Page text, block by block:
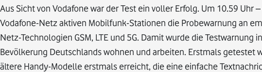
Aus Sicht von Vodafone war der Test ein voller Erfolg. Um 10.59
Vodafone-Netz aktiven Mobilfunk-Stationen die Probewarnung an
Netz-Technologien GSM, LTE und 5G. Damit wurde die
Bevölkerung Deutschlands wohnen und arbeiten. Erstmals getestet
ältere Handy-Modelle erstmals erreicht, die eine einfache